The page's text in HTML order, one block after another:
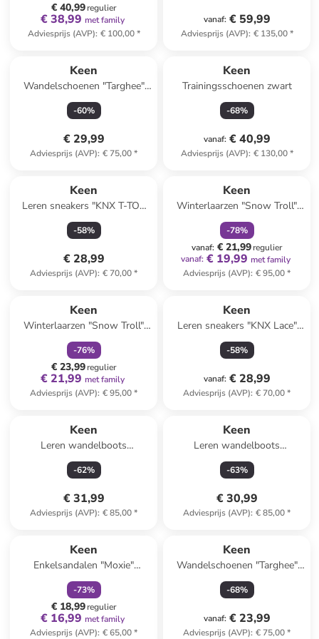
€ 40,99regulier
€ 38,99 met family
Adviesprijs (AVP): € 100,00*
vanaf: € 59,99
Adviesprijs (AVP): € 135,00*
Keen
Wandelschoenen "Targhee"
paars
-60%
€ 29,99
Adviesprijs (AVP): € 75,00*
Keen
Trainingsschoenen zwart
-68%
vanaf: € 40,99
Adviesprijs (AVP): € 130,00*
Keen
Leren sneakers "KNX T-TOE
DS" lichtblauw
-58%
€ 28,99
Adviesprijs (AVP): € 70,00*
Keen
Winterlaarzen "Snow Troll"
zwart
-78%
vanaf: € 21,99regulier
vanaf: € 19,99 met family
Adviesprijs (AVP): € 95,00*
Keen
Winterlaarzen "Snow Troll"
zwart
-76%
€ 23,99regulier
€ 21,99 met family
Adviesprijs (AVP): € 95,00*
Keen
Leren sneakers "KNX Lace"
olijfgroen
-58%
vanaf: € 28,99
Adviesprijs (AVP): € 70,00*
Keen
Leren wandelboots
"Hikesport 2 Sport" turquoise
-62%
€ 31,99
Adviesprijs (AVP): € 85,00*
Keen
Leren wandelboots
"Hikesport 2 Sport" grijs/kaki
-63%
€ 30,99
Adviesprijs (AVP): € 85,00*
Keen
Enkelsandalen "Moxie"
turquoise
-73%
€ 18,99regulier
€ 16,99 met family
Adviesprijs (AVP): € 65,00*
Keen
Wandelschoenen "Targhee"
grijs/paars
-68%
vanaf: € 23,99
Adviesprijs (AVP): € 75,00*